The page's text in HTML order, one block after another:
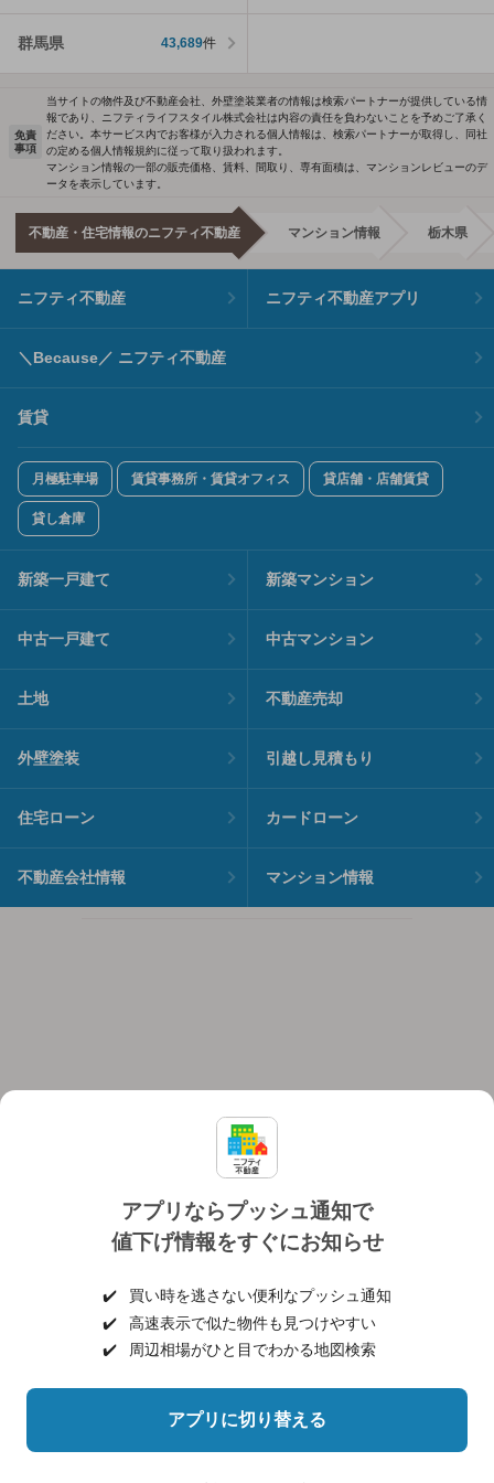
群馬県 43,689件
アプリならプッシュ通知で
値下げ情報をすぐにお知らせ
✔️
買い時を逃さない便利なプッシュ通知
✔️
高速表示で似た物件も見つけやすい
✔️
周辺相場がひと目でわかる地図検索
アプリに切り替える
免責
事項
当サイトの物件及び不動産会社、外壁塗装業者の情報は検索パートナーが提供している情
報であり、ニフティライフスタイル株式会社は内容の責任を負わないことを予めご了承く
ださい。本サービス内でお客様が入力される個人情報は、検索パートナーが取得し、同社
の定める個人情報規約に従って取り扱われます。
マンション情報の一部の販売価格、賃料、間取り、専有面積は、マンションレビューのデ
ータを表示しています。
不動産・住宅情報のニフティ不動産 マンション情報 栃木県
ニフティ不動産 ニフティ不動産アプリ
＼Because／ ニフティ不動産
賃貸
月極駐車場 賃貸事務所・賃貸オフィス 貸店舗・店舗賃貸
貸し倉庫
新築一戸建て 新築マンション
中古一戸建て 中古マンション
土地 不動産売却
外壁塗装 引越し見積もり
住宅ローン カードローン
不動産会社情報 マンション情報
個人情報保護ポリシー 利用規約
ヘルプ・お問い合わせ 採用情報
©NIFTY Lifestyle Co., Ltd.